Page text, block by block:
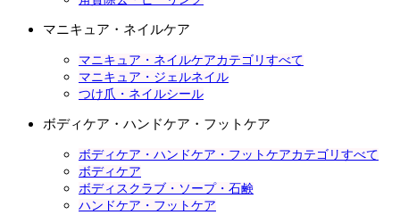
マニキュア・ネイルケア
マニキュア・ネイルケアカテゴリすべて
マニキュア・ジェルネイル
つけ爪・ネイルシール
ボディケア・ハンドケア・フットケア
ボディケア・ハンドケア・フットケアカテゴリすべて
ボディケア
ボディスクラブ・ソープ・石鹸
ハンドケア・フットケア